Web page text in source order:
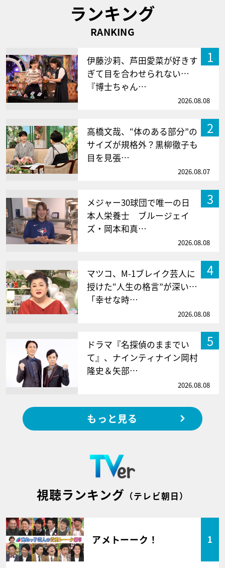
ランキング
RANKING
1
伊藤沙莉、芦田愛菜が好きす
ぎて目を合わせられない…
『博士ちゃん…
2026.08.08
2
高橋文哉、“体のある部分”の
サイズが規格外？黒柳徹子も
目を見張…
2026.08.07
3
メジャー30球団で唯一の日
本人栄養士 ブルージェイ
ズ・岡本和真…
2026.08.08
4
マツコ、M-1ブレイク芸人に
授けた“人生の格言”が深い…
「幸せな時…
2026.08.08
5
ドラマ『名探偵のままでい
て』、ナインティナイン岡村
隆史＆矢部…
2026.08.08
もっと見る
視聴ランキング （テレビ朝日）
アメトーーク！ 1